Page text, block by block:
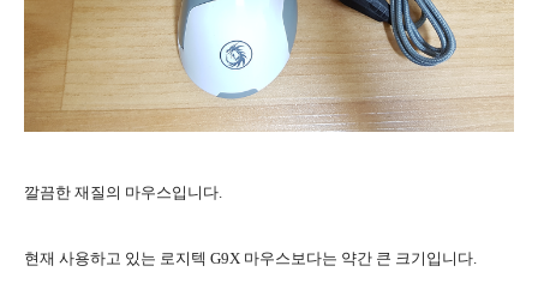
깔끔한 재질의 마우스입니다.
현재 사용하고 있는 로지텍 G9X 마우스보다는 약간 큰 크기입니다.